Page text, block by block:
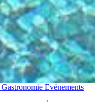
Gastronomie Événements